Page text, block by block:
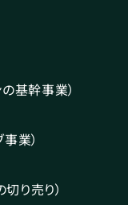
基幹事業）
業）
り売り）